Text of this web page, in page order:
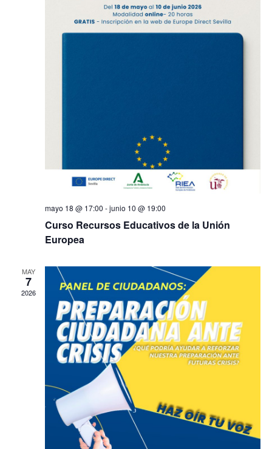
mayo 18 @ 17:00 -junio 10 @ 19:00
Curso Recursos Educativos de la Unión
Europea
MAY
7
2026